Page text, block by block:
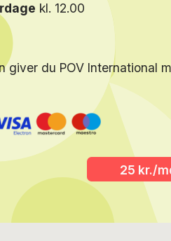
kl. 12.00
giver du POV International
25 kr./